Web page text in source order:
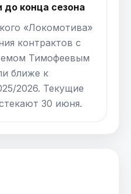
конца сезона
«Локомотива»
контрактов с
Тимофеевым
ближе к
2026. Текущие
30 июня.